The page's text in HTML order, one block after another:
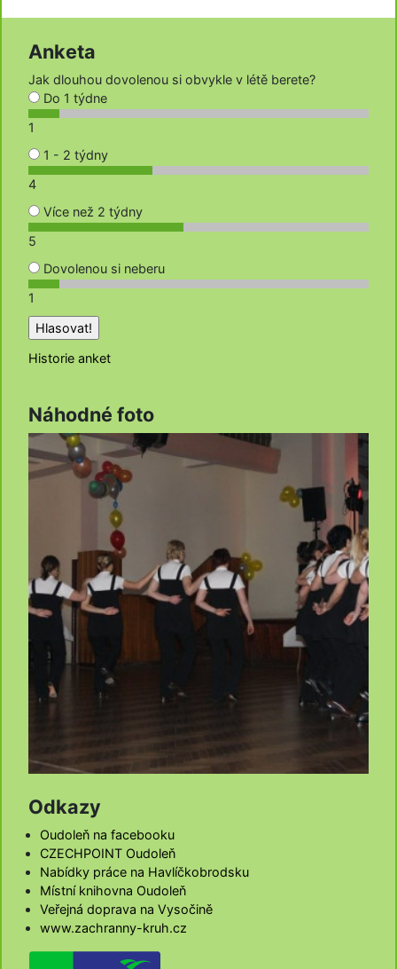
Anketa
Jak dlouhou dovolenou si obvykle v létě berete?
Do 1 týdne
1
1 - 2 týdny
4
Více než 2 týdny
5
Dovolenou si neberu
1
Historie anket
Náhodné foto
Odkazy
Oudoleň na facebooku
CZECHPOINT Oudoleň
Nabídky práce na Havlíčkobrodsku
Místní knihovna Oudoleň
Veřejná doprava na Vysočině
www.zachranny-kruh.cz